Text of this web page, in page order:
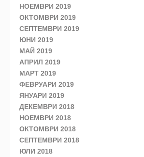
НОЕМВРИ 2019
ОКТОМВРИ 2019
СЕПТЕМВРИ 2019
ЮНИ 2019
МАЙ 2019
АПРИЛ 2019
МАРТ 2019
ФЕВРУАРИ 2019
ЯНУАРИ 2019
ДЕКЕМВРИ 2018
НОЕМВРИ 2018
ОКТОМВРИ 2018
СЕПТЕМВРИ 2018
ЮЛИ 2018